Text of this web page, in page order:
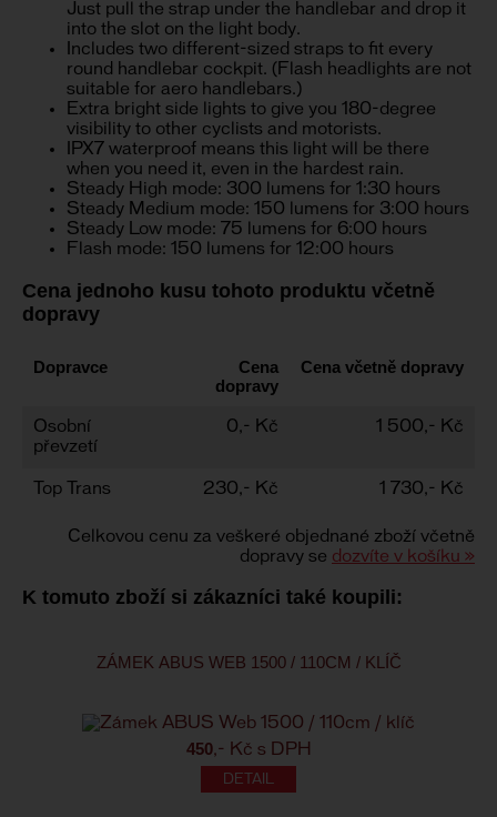
Just pull the strap under the handlebar and drop it
into the slot on the light body.
Includes two different-sized straps to fit every
round handlebar cockpit. (Flash headlights are not
suitable for aero handlebars.)
Extra bright side lights to give you 180-degree
visibility to other cyclists and motorists.
IPX7 waterproof means this light will be there
when you need it, even in the hardest rain.
Steady High mode: 300 lumens for 1:30 hours
Steady Medium mode: 150 lumens for 3:00 hours
Steady Low mode: 75 lumens for 6:00 hours
Flash mode: 150 lumens for 12:00 hours
Cena jednoho kusu tohoto produktu včetně
dopravy
Dopravce
Cena
dopravy
Cena včetně dopravy
Osobní
převzetí
0,- Kč 1 500,- Kč
Top Trans 230,- Kč 1 730,- Kč
Celkovou cenu za veškeré objednané zboží včetně
dopravy se dozvíte v košíku »
K tomuto zboží si zákazníci také koupili:
ZÁMEK ABUS WEB 1500 / 110CM / KLÍČ
450,- Kč s DPH